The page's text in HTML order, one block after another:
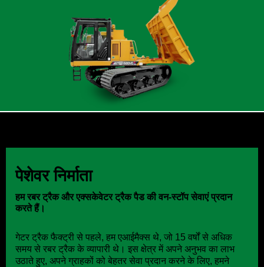
पेशेवर निर्माता
हम रबर ट्रैक और एक्सकेवेटर ट्रैक पैड की वन-स्टॉप सेवाएं प्रदान
करते हैं।
गेटर ट्रैक फैक्ट्री से पहले, हम एआईमैक्स थे, जो 15 वर्षों से अधिक
समय से रबर ट्रैक के व्यापारी थे। इस क्षेत्र में अपने अनुभव का लाभ
उठाते हुए, अपने ग्राहकों को बेहतर सेवा प्रदान करने के लिए, हमने